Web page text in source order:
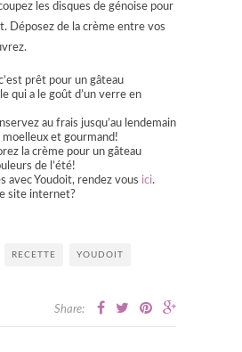
les disques de génoise pour
Déposez de la crème entre vos
prêt pour un gâteau
qui a le goût d’un verre en
au frais jusqu’au lendemain
et gourmand!
la crème pour un gâteau
de l’été!
avec Youdoit, rendez vous ici.
site internet?
RECETTE YOUDOIT
Share: